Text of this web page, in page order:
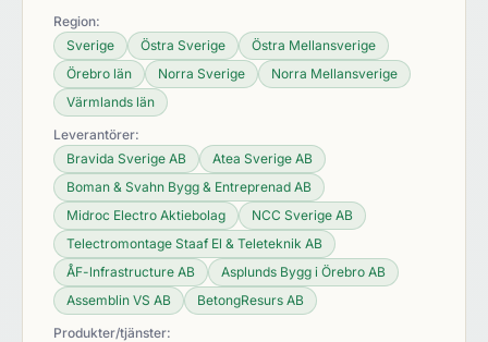
Region:
Sverige
Östra Sverige
Östra Mellansverige
Örebro län
Norra Sverige
Norra Mellansverige
Värmlands län
Leverantörer:
Bravida Sverige AB
Atea Sverige AB
Boman & Svahn Bygg & Entreprenad AB
Midroc Electro Aktiebolag
NCC Sverige AB
Telectromontage Staaf El & Teleteknik AB
ÅF-lnfrastructure AB
Asplunds Bygg i Örebro AB
Assemblin VS AB
BetongResurs AB
Produkter/tjänster: